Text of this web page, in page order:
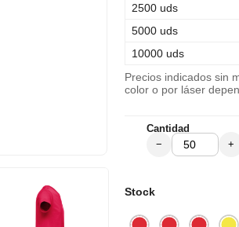
2500 uds
5000 uds
10000 uds
Precios indicados sin
color o por láser
Cantidad
− +
Stock